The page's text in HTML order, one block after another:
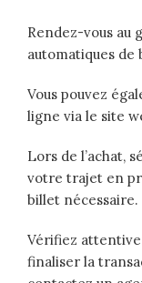
Rendez-vous au
automatiques de
Vous pouvez
ligne via le site
Lors de l’achat,
votre trajet en
billet nécessaire.
Vérifiez
finaliser la